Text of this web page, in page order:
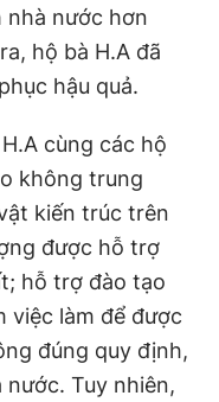
nhà nước hơn
hộ bà H.A đã
hậu quả.
cùng các hộ
không trung
kiến trúc trên
được hỗ trợ
hỗ trợ đào tạo
việc làm để được
đúng quy định,
Tuy nhiên,